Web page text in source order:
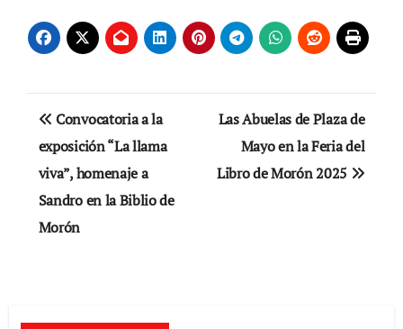
Navegación
de
entradas
Convocatoria a la
exposición “La llama
viva”, homenaje a
Sandro en la Biblio de
Morón
Las Abuelas de Plaza de
Mayo en la Feria del
Libro de Morón 2025